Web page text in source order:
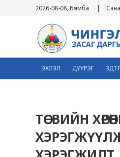
2026-08-08, Бямба |
ЭХЛЭЛ ДҮҮРЭГ ЗДТГ
ТӨСВИЙН
ХЭРЭГЖҮҮЛЖ